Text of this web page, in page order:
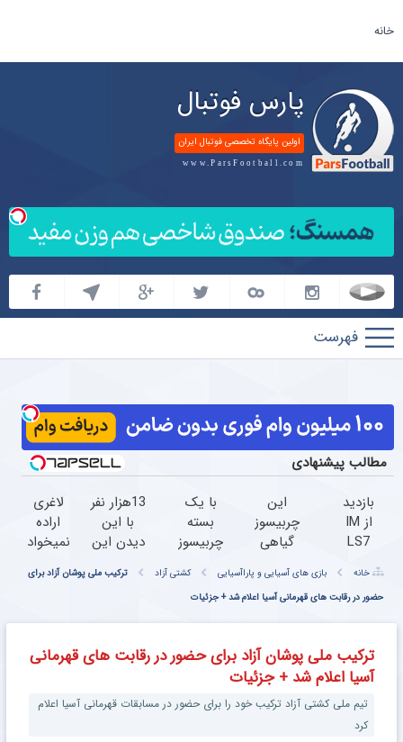
خانه
پارس فوتبال
اولین پایگاه تخصصی فوتبال ایران
www.ParsFootball.com
پارس
فوتبال
مطالب پیشنهادی
بازدید
از IM
LS7
ترین
شاسی
بلند
ایران
در
باشگاه
انقلاب
این
چربیسوز
گیاهی
قدرت
شکمتو
آب
میکنه!
سفارش
با
تخفیف
با یک
بسته
چربیسوز
خالص
ماهی
7کیلو
(سفارش
تخفیف)
13هزار نفر
با این
دیدن این
آرزوهاشون
ثبت‌‌نام
لاغری
اراده
نمیخواد
این
چربیسوز
رو
خانه بازی های آسیایی و پاراآسیایی کشتی آزاد
ترکیب ملی پوشان آزاد برای
حضور در رقابت‌ های قهرمانی آسیا اعلام شد + جزئیات
ترکیب ملی پوشان آزاد برای حضور در رقابت‌ های قهرمانی
آسیا اعلام شد + جزئیات
تیم ملی کشتی آزاد ترکیب خود را برای حضور در مسابقات قهرمانی آسیا اعلام
کرد